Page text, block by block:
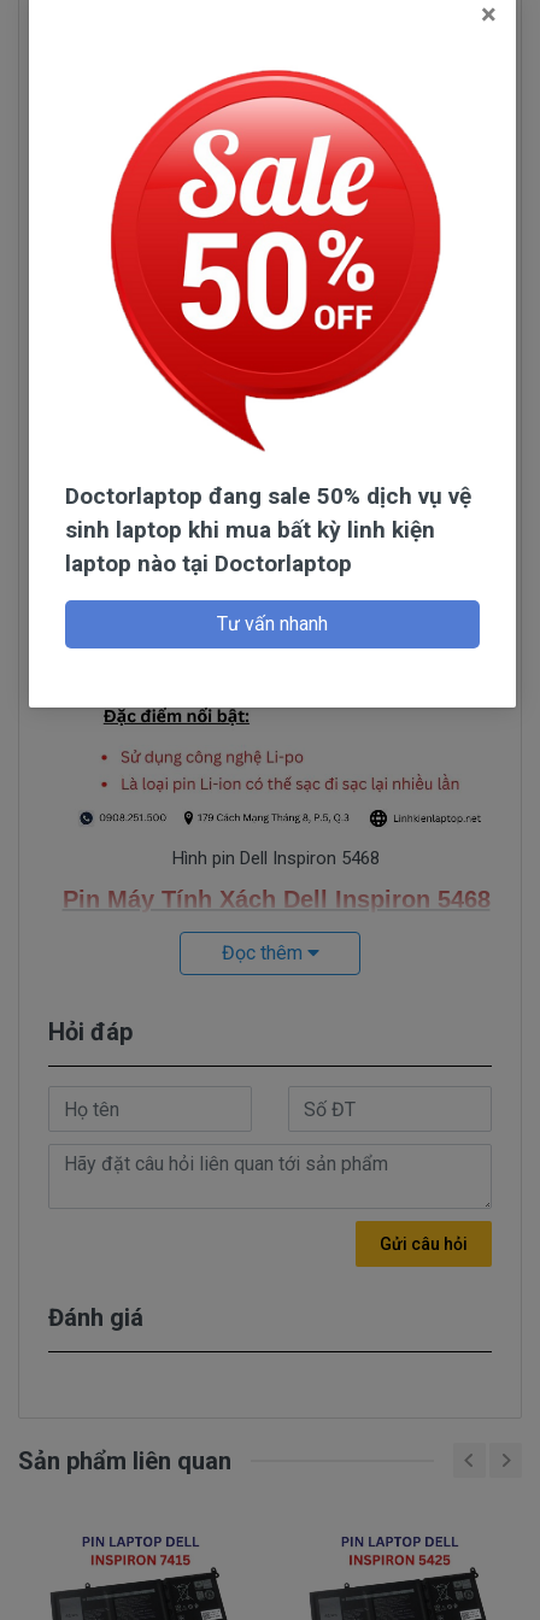
Chúng tôi tuyệt đối không nhậppin laptop Dell
chất lượng thấp, vì pin sử dụng mổi ngày và
lâu dài. Nên pin phải có chất lượng thì mới bền
được nhé quí vị.
Tuyệt đối là không.
Đội ngũ nhập pin của Doctorlaptop làm việc rất
chăm chỉ test pin và kiểm tra pin liên tục để chỉ
tuyển chọn những nhà phân phối pin có uy tín và
chuyên sản xuất pin chất lượng tốt.
Hình pin Dell Inspiron 5468
Pin Máy Tính Xách Dell Inspiron 5468
Những Hư Hỏng Thường Gặp
lúc pin laptop đã báo đầy nhưng khi sử
dụng thì lại rất nhanh hết pin.
- Tình trạng dang sử dụng được 15 phút tự
nhiên báo hết pin trong khi đó mới nạp pin 3
tiếng liên tục. pin báo đã đầy 100%. Báo pin
- Nạp pin liên tục nhưng không thấy nhúc
nhích gì vẫn 45% nạp cả tiếng mà ko lên được
- Khi dang sử dụng rút dây adapter ra thì máy
tính chạy được 2 giờ. Nhưng khi tắt nhấn nút
Nhận biết pin dell Inspiron 5468 hư
Pin Dell Precision, Inspiron, Latitude, Vostro bị
hư làm sao chúng ta nhận biết?
Có 3 cách để nhận biết pin dell Inspiron 5468 bị hư
Đọc thêm
Hỏi đáp
Gửi câu hỏi
Đánh giá
Sản phẩm liên quan
×
Doctorlaptop đang sale 50% dịch vụ vệ
sinh laptop khi mua bất kỳ linh kiện
laptop nào tại Doctorlaptop
Tư vấn nhanh